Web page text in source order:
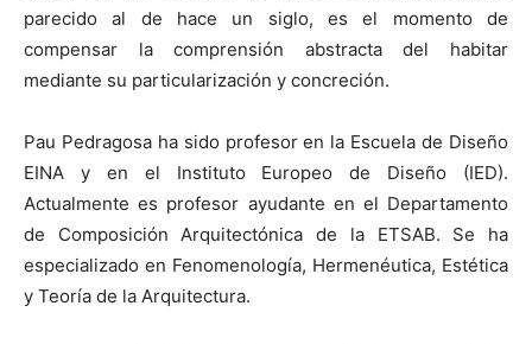
parecido al de hace un siglo, es el momento de
compensar la comprensión abstracta del habitar
mediante su particularización y concreción.
Pau Pedragosa ha sido profesor en la Escuela de Diseño
EINA y en el Instituto Europeo de Diseño (IED).
Actualmente es profesor ayudante en el Departamento
de Composición Arquitectónica de la ETSAB. Se ha
especializado en Fenomenología, Hermenéutica, Estética
y Teoría de la Arquitectura.